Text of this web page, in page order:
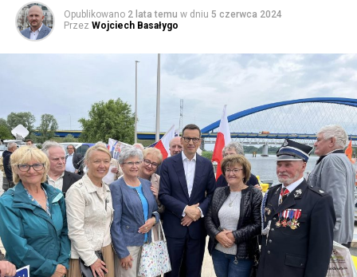
Opublikowano 2 lata temu w dniu 5 czerwca 2024
Przez Wojciech Basałygo